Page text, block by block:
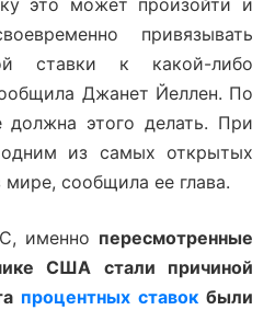
это может произойти и
привязывать
ставки к какой-либо
Джанет Йеллен. По
этого делать. При
из самых открытых
сообщила ее глава.
именно пересмотренные
США стали причиной
процентных ставок были